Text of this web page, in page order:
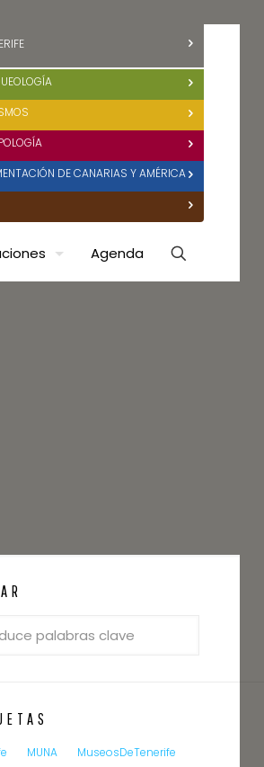
Agenda
DE CANARIAS Y AMÉRICA
MUNA
MuseosDeTenerife